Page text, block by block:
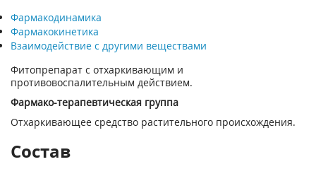
Фармакодинамика
Фармакокинетика
Взаимодействие с другими веществами
Фитопрепарат с отхаркивающим и
противовоспалительным действием.
Фармако-терапевтическая группа
Отхаркивающее средство растительного происхождения.
Состав